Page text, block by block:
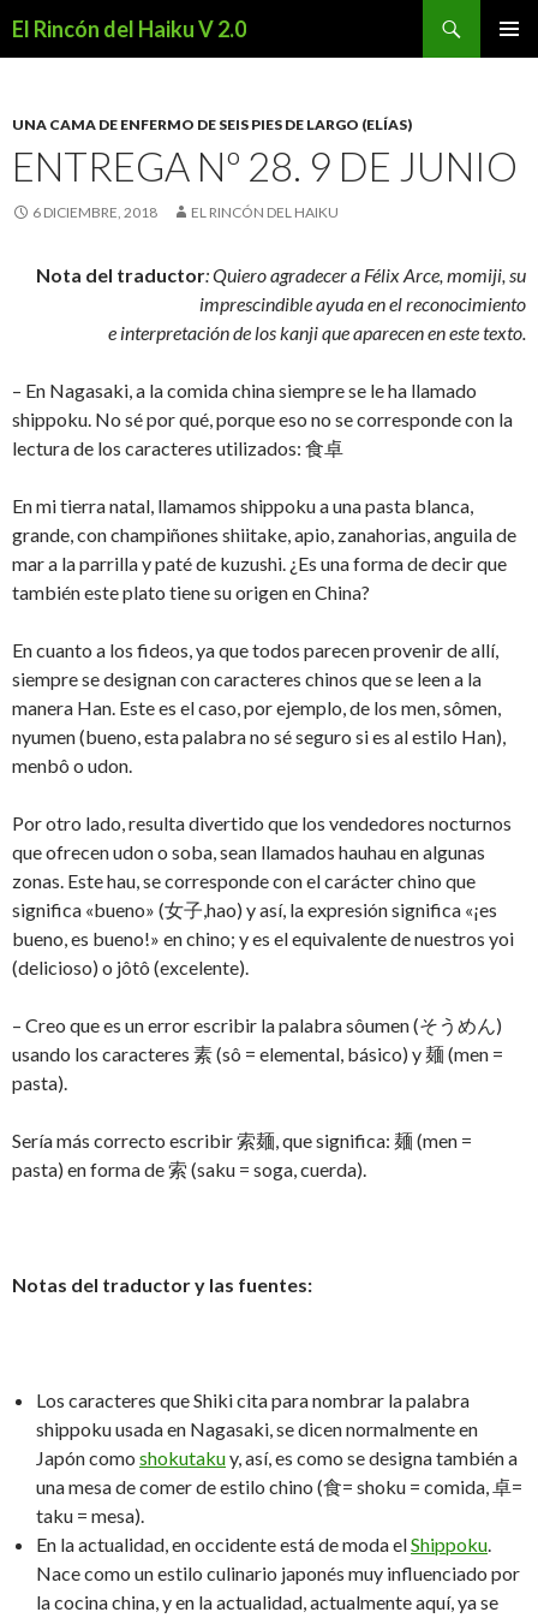
El Rincón del Haiku V 2.0
UNA CAMA DE ENFERMO DE SEIS PIES DE LARGO (ELÍAS)
ENTREGA Nº 28. 9 DE JUNIO
6 DICIEMBRE, 2018 EL RINCÓN DEL HAIKU
Nota del traductor: Quiero agradecer a Félix Arce, momiji, su
imprescindible ayuda en el reconocimiento
e interpretación de los kanji que aparecen en este texto.
– En Nagasaki, a la comida china siempre se le ha llamado
shippoku. No sé por qué, porque eso no se corresponde con la
lectura de los caracteres utilizados: 食卓
En mi tierra natal, llamamos shippoku a una pasta blanca,
grande, con champiñones shiitake, apio, zanahorias, anguila de
mar a la parrilla y paté de kuzushi. ¿Es una forma de decir que
también este plato tiene su origen en China?
En cuanto a los fideos, ya que todos parecen provenir de allí,
siempre se designan con caracteres chinos que se leen a la
manera Han. Este es el caso, por ejemplo, de los men, sômen,
nyumen (bueno, esta palabra no sé seguro si es al estilo Han),
menbô o udon.
Por otro lado, resulta divertido que los vendedores nocturnos
que ofrecen udon o soba, sean llamados hauhau en algunas
zonas. Este hau, se corresponde con el carácter chino que
significa «bueno» (女子,hao) y así, la expresión significa «¡es
bueno, es bueno!» en chino; y es el equivalente de nuestros yoi
(delicioso) o jôtô (excelente).
– Creo que es un error escribir la palabra sôumen (そうめん)
usando los caracteres 素 (sô = elemental, básico) y 麺 (men =
pasta).
Sería más correcto escribir 索麺, que significa: 麺 (men =
pasta) en forma de 索 (saku = soga, cuerda).
Notas del traductor y las fuentes:
Los caracteres que Shiki cita para nombrar la palabra
shippoku usada en Nagasaki, se dicen normalmente en
Japón como shokutakuy, así, es como se designa también a
una mesa de comer de estilo chino (食= shoku = comida, 卓=
taku = mesa).
En la actualidad, en occidente está de moda elShippoku.
Nace como un estilo culinario japonés muy influenciado por
la cocina china, y en la actualidad, actualmente aquí, ya se